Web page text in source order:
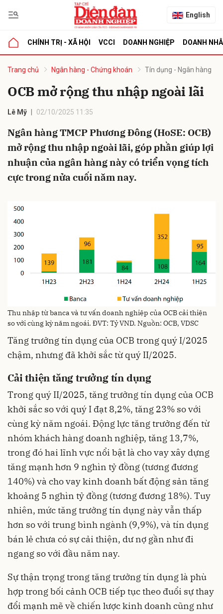
English
CHÍNH TRỊ - XÃ HỘI VCCI DOANH NGHIỆP DOANH
Trang chủ Ngân hàng - Chứng khoán Tín dụng - Ngân hàng
OCB mở rộng thu nhập ngoài lãi
Lê Mỹ 02/10/2025 11:35
Ngân hàng TMCP Phương Đông (HoSE: OCB)
mở rộng thu nhập ngoài lãi, góp phần giúp lợi
nhuận của ngân hàng này có triển vọng tích
cực trong nửa cuối năm nay.
Thu nhập từ banca và tư vấn doanh nghiệp của OCB cải thiện
so với cùng kỳ năm ngoái. ĐVT: Tỷ VND. Nguồn: OCB, VDSC
Tăng trưởng tín dụng của OCB trong quý I/2025
chậm, nhưng đã khởi sắc từ quý II/2025.
Cải thiện tăng trưởng tín dụng
Trong quý II/2025, tăng trưởng tín dụng của OCB
khởi sắc so với quý I đạt 8,2%, tăng 23% so với
cùng kỳ năm ngoái. Động lực tăng trưởng đến từ
nhóm khách hàng doanh nghiệp, tăng 13,7%,
trong đó hai lĩnh vực nổi bật là cho vay xây dựng
tăng mạnh hơn 9 nghìn tỷ đồng (tương đương
140%) và cho vay kinh doanh bất động sản tăng
khoảng 5 nghìn tỷ đồng (tương đương 18%). Tuy
nhiên, mức tăng trưởng tín dụng này vẫn thấp
hơn so với trung bình ngành (9,9%), và tín dụng
bán lẻ chưa có sự cải thiện, dư nợ gần như đi
ngang so với đầu năm nay.
Sự thận trọng trong tăng trưởng tín dụng là phù
hợp trong bối cảnh OCB tiếp tục theo đuổi sự thay
đổi mạnh mẽ về chiến lược kinh doanh cũng như
luận
Hủy